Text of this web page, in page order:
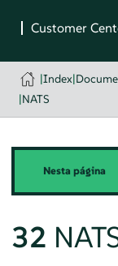
|Index|
|NATS
Nesta página
32